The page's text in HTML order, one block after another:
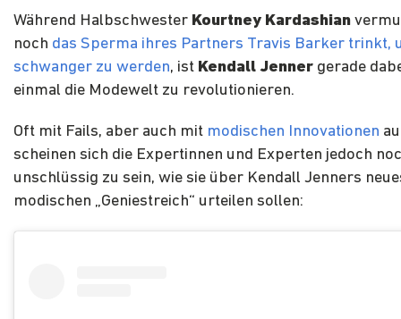
Während Halbschwester Kourtney Kardashian
noch das Sperma ihres Partners Travis Barker trinkt,
schwanger zu werden, ist Kendall Jenner gerade
einmal die Modewelt zu revolutionieren.
Oft mit Fails, aber auch mit modischen Innovationen
scheinen sich die Expertinnen und Experten jedoch
unschlüssig zu sein, wie sie über Kendall Jenners
modischen „Geniestreich“ urteilen sollen: